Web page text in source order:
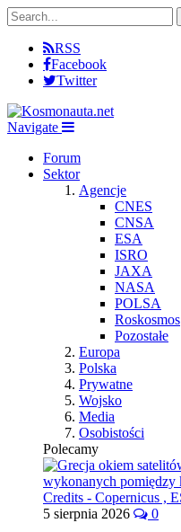
RSS
Facebook
Twitter
Navigate
Forum
Sektor
Agencje
CNES
CNSA
ESA
ISRO
JAXA
NASA
POLSA
Roskosmos
Pozostałe
Europa
Polska
Prywatne
Wojsko
Media
Osobistości
Polecamy
5 sierpnia 2026 0